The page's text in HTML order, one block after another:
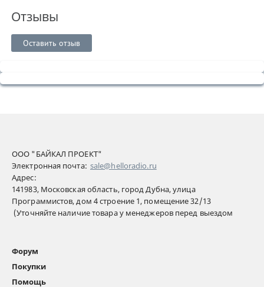
Отзывы
Оставить отзыв
ООО "БАЙКАЛ ПРОЕКТ"
Электронная почта: sale@helloradio.ru
Адрес:
141983, Московская область, город Дубна, улица
Программистов, дом 4 строение 1, помещение 32/13
(Уточняйте наличие товара у менеджеров перед выездом
Форум
Покупки
Помощь